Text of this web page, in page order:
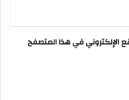
الإلكتروني في هذا المتصفح